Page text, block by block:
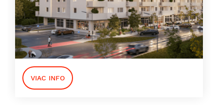
VIAC INFO